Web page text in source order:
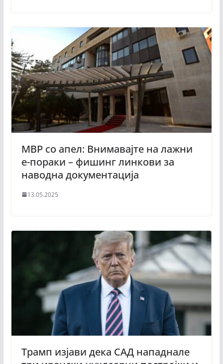
МВР со апел: Внимавајте на лажни
е-пораки – фишинг линкови за
наводна документација
13.05.2025
Трамп изјави дека САД нападнале